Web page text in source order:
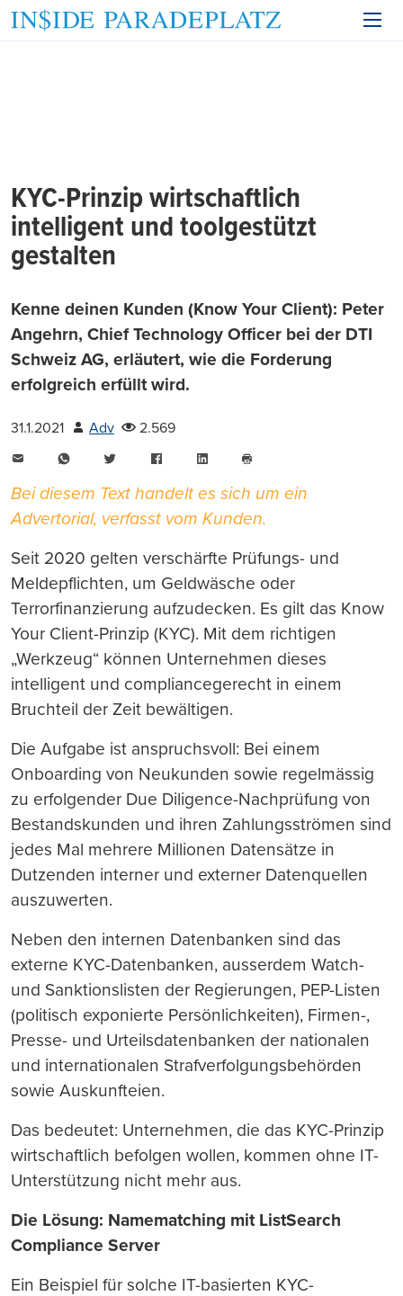
KYC-Prinzip wirtschaftlich
intelligent und toolgestützt
gestalten
Kenne deinen Kunden (Know Your Client): Peter
Angehrn, Chief Technology Officer bei der DTI
Schweiz AG, erläutert, wie die Forderung
erfolgreich erfüllt wird.
31.1.2021 Adv
2.569
WhatsAppTwitter FacebookLinkedIn
Bei diesem Text handelt es sich um ein
Advertorial, verfasst vom Kunden.
Seit 2020 gelten verschärfte Prüfungs- und
Meldepflichten, um Geldwäsche oder
Terrorfinanzierung aufzudecken. Es gilt das Know
Your Client-Prinzip (KYC). Mit dem richtigen
„Werkzeug“ können Unternehmen dieses
intelligent und compliancegerecht in einem
Bruchteil der Zeit bewältigen.
Die Aufgabe ist anspruchsvoll: Bei einem
Onboarding von Neukunden sowie regelmässig
zu erfolgender Due Diligence-Nachprüfung von
Bestandskunden und ihren Zahlungsströmen sind
jedes Mal mehrere Millionen Datensätze in
Dutzenden interner und externer Datenquellen
auszuwerten.
Neben den internen Datenbanken sind das
externe KYC-Datenbanken, ausserdem Watch-
und Sanktionslisten der Regierungen, PEP-Listen
(politisch exponierte Persönlichkeiten), Firmen-,
Presse- und Urteilsdatenbanken der nationalen
und internationalen Strafverfolgungsbehörden
sowie Auskunfteien.
Das bedeutet: Unternehmen, die das KYC-Prinzip
wirtschaftlich befolgen wollen, kommen ohne IT-
Unterstützung nicht mehr aus.
Die Lösung: Namematching mit ListSearch
Compliance Server
Ein Beispiel für solche IT-basierten KYC-